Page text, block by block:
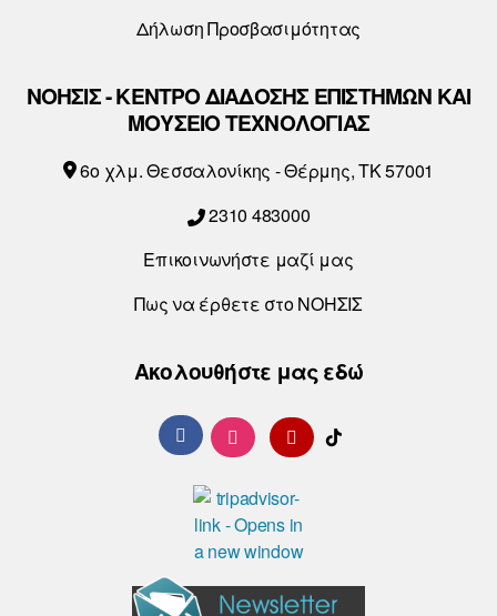
Δήλωση Προσβασιμότητας
ΝΟΗΣΙΣ - ΚΕΝΤΡΟ ΔΙΑΔΟΣΗΣ ΕΠΙΣΤΗΜΩΝ ΚΑΙ
ΜΟΥΣΕΙΟ ΤΕΧΝΟΛΟΓΙΑΣ
6o χλμ. Θεσσαλονίκης - Θέρμης, ΤΚ 57001
2310 483000
Επικοινωνήστε μαζί μας
Πως να έρθετε στο ΝΟΗΣΙΣ
Ακολουθήστε μας εδώ